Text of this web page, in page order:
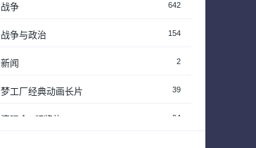
战争 642
战争与政治 154
新闻 2
梦工厂经典动画长片 39
演唱会&颁奖礼 94